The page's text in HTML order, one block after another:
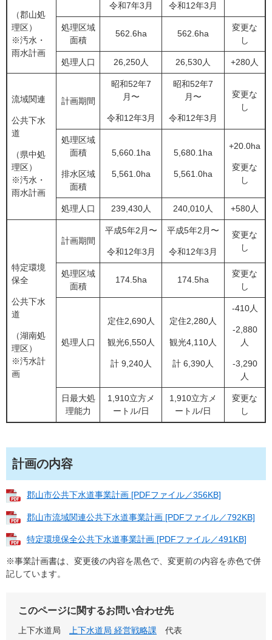
（郡山処
理区）
※汚水・
雨水計画
令和7年3月 令和12年3月
処理区域
面積
562.6ha 562.6ha
変更な
し
処理人口 26,250人 26,530人 +280人
流域関連
公共下水
道
（県中処
理区）
※汚水・
雨水計画
計画期間
昭和52年7
月〜
令和12年3月
昭和52年7
月〜
令和12年3月
変更な
し
処理区域
面積
排水区域
面積
5,660.1ha
5,561.0ha
5,680.1ha
5,561.0ha
+20.0ha
変更な
し
処理人口 239,430人 240,010人 +580人
特定環境
保全
公共下水
道
（湖南処
理区）
※汚水計
画
計画期間
平成5年2月〜
令和12年3月
平成5年2月〜
令和12年3月
変更な
し
処理区域
面積
174.5ha 174.5ha
変更な
し
処理人口
定住2,690人
観光6,550人
計 9,240人
定住2,280人
観光4,110人
計 6,390人
-410人
-2,880
人
-3,290
人
日最大処
理能力
1,910立方メ
ートル/日
1,910立方メ
ートル/日
変更な
し
計画の内容
郡山市公共下水道事業計画 [PDFファイル／356KB]
郡山市流域関連公共下水道事業計画 [PDFファイル／792KB]
特定環境保全公共下水道事業計画 [PDFファイル／491KB]
​※事業計画書は、変更後の内容を黒色で、変更前の内容を赤色で併
記しています。
このページに関するお問い合わせ先
上下水道局 上下水道局 経営戦略課 代表